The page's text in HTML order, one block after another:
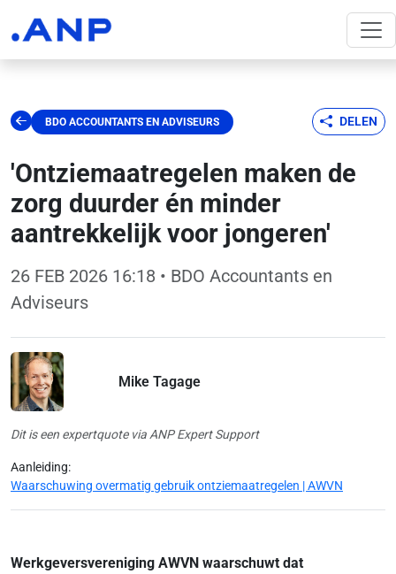
BDO ACCOUNTANTS EN ADVISEURS DELEN
'Ontziemaatregelen maken de
zorg duurder én minder
aantrekkelijk voor jongeren'
26 FEB 2026 16:18 • BDO Accountants en
Adviseurs
Mike Tagage
Dit is een expertquote via ANP Expert Support
Aanleiding:
Waarschuwing overmatig gebruik ontziemaatregelen | AWVN
Werkgeversvereniging AWVN waarschuwt dat